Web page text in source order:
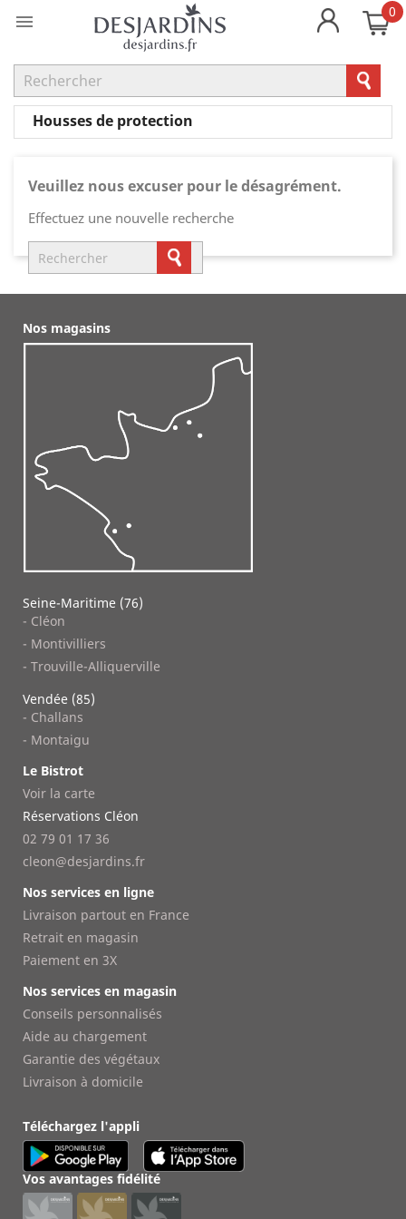
 0
Housses de protection
Veuillez nous excuser pour le désagrément.
Effectuez une nouvelle recherche
Nos magasins
Seine-Maritime (76)
- Cléon
- Montivilliers
- Trouville-Alliquerville
Vendée (85)
- Challans
- Montaigu
Le Bistrot
Voir la carte
Réservations Cléon
02 79 01 17 36
cleon@desjardins.fr
Nos services en ligne
Livraison partout en France
Retrait en magasin
Paiement en 3X
Nos services en magasin
Conseils personnalisés
Aide au chargement
Garantie des végétaux
Livraison à domicile
Téléchargez l'appli
Vos avantages fidélité